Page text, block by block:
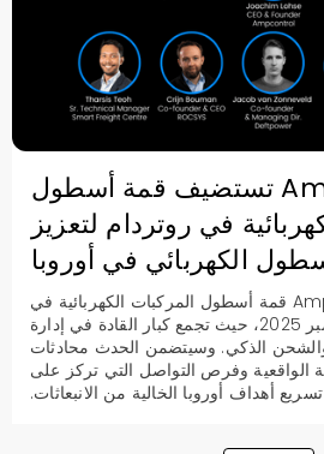
Ampcontrol تستضيف قمة أسطول
في روتردام لتعزيز
الكهربائي في أوروبا
تستضيف Ampcontrol قمة أسطول المركبات الكهربائية في
روتردام في 30 سبتمبر 2025، حيث تجمع كبار القادة في إدارة
الذكي. وسيتضمن الحدث محادثات
الواقعية وفرص التواصل التي تركز على
تسريع أهداف أوروبا الخالية من الانبعاثات.